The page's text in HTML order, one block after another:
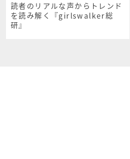
読者のリアルな声からトレンド
を読み解く『girlswalker総
研』